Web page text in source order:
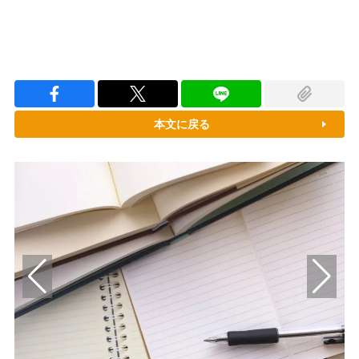
本文に戻る